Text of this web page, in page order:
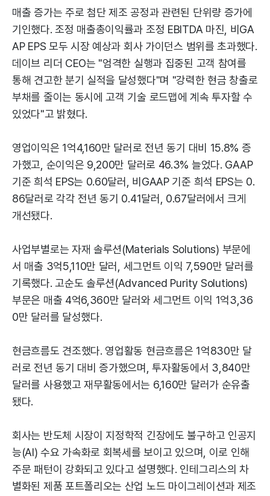
매출 증가는 주로 첨단 제조 공정과 관련된 단위량 증가에
기인했다. 조정 매출총이익률과 조정 EBITDA 마진, 비GA
AP EPS 모두 시장 예상과 회사 가이던스 범위를 초과했다.
데이브 리더 CEO는 "엄격한 실행과 집중된 고객 참여를
통해 견고한 분기 실적을 달성했다"며 "강력한 현금 창출로
부채를 줄이는 동시에 고객 기술 로드맵에 계속 투자할 수
있었다"고 밝혔다.
영업이익은 1억4,160만 달러로 전년 동기 대비 15.8% 증
가했고, 순이익은 9,200만 달러로 46.3% 늘었다. GAAP
기준 희석 EPS는 0.60달러, 비GAAP 기준 희석 EPS는 0.
86달러로 각각 전년 동기 0.41달러, 0.67달러에서 크게
개선됐다.
사업부별로는 자재 솔루션(Materials Solutions) 부문에
서 매출 3억5,110만 달러, 세그먼트 이익 7,590만 달러를
기록했다. 고순도 솔루션(Advanced Purity Solutions)
부문은 매출 4억6,360만 달러와 세그먼트 이익 1억3,36
0만 달러를 달성했다.
현금흐름도 견조했다. 영업활동 현금흐름은 1억830만 달
러로 전년 동기 대비 증가했으며, 투자활동에서 3,840만
달러를 사용했고 재무활동에서는 6,160만 달러가 순유출
됐다.
회사는 반도체 시장이 지정학적 긴장에도 불구하고 인공지
능(AI) 수요 가속화로 회복세를 보이고 있으며, 이로 인해
주문 패턴이 강화되고 있다고 설명했다. 인테그리스의 차
별화된 제품 포트폴리오는 산업 노드 마이그레이션과 제조